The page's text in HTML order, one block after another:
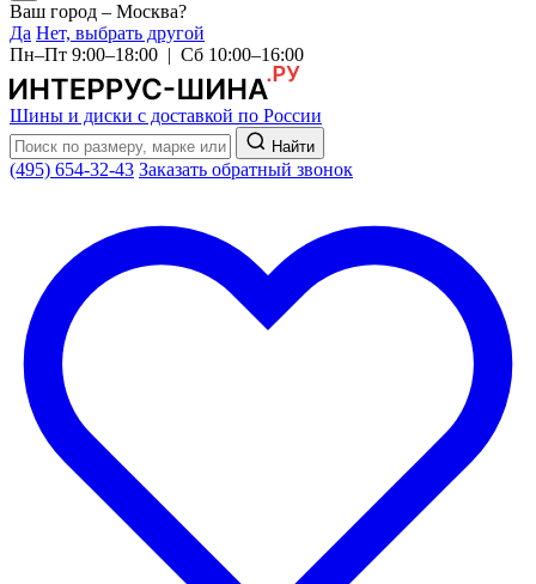
Ваш город – Москва?
Да Нет, выбрать другой
Пн–Пт 9:00–18:00 | Сб 10:00–16:00
Шины и диски с доставкой по России
Найти
(495) 654-32-43 Заказать обратный звонок